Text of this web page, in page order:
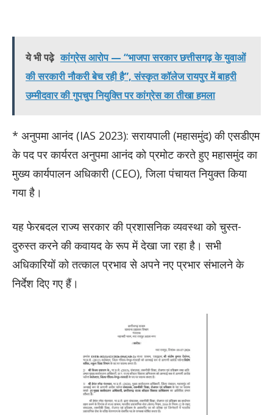
ये भी पढ़े कांग्रेस आरोप — “भाजपा सरकार छत्तीसगढ़ के युवाओं
की सरकारी नौकरी बेच रही है”, संस्कृत कॉलेज रायपुर में बाहरी
उम्मीदवार की गुपचुप नियुक्ति पर कांग्रेस का तीखा हमला
* अनुपमा आनंद (IAS 2023): सरायपाली (महासमुंद) की एसडीएम
के पद पर कार्यरत अनुपमा आनंद को प्रमोट करते हुए महासमुंद का
मुख्य कार्यपालन अधिकारी (CEO), जिला पंचायत नियुक्त किया
गया है।
यह फेरबदल राज्य सरकार की प्रशासनिक व्यवस्था को चुस्त-
दुरुस्त करने की कवायद के रूप में देखा जा रहा है। सभी
अधिकारियों को तत्काल प्रभाव से अपने नए प्रभार संभालने के
निर्देश दिए गए हैं।